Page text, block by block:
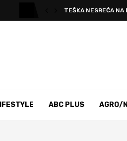
TEŠKA NESREĆA NA
ABC PLUS AGRO/